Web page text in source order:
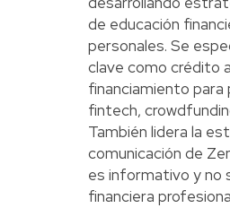
de educación
personales. Se
clave como crédito
financiamiento
fintech,
También lidera la
comunicación de
es informativo y no
financiera